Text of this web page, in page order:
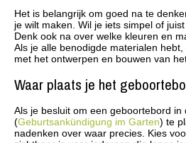
Het is belangrijk om goed na te
je wilt maken. Wil je iets simpel of
Denk ook na over welke kleuren en
Als je alle benodigde materialen
met het ontwerpen en bouwen van
Waar plaats je het
Als je besluit om een geboortebord in
(Geburtsankündigung im Garten) te
nadenken over waar precies. Kies